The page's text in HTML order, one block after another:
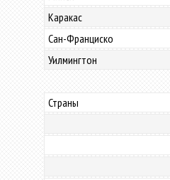
Каракас
Сан-Франциско
Уилмингтон
Страны